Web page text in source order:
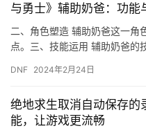
与勇士》辅助奶爸：功能
二、角色塑造 辅助奶爸这一角
点。三、技能运用 辅助奶爸的
DNF 2024年2月24日
绝地求生取消自动保存的
能，让游戏更流畅